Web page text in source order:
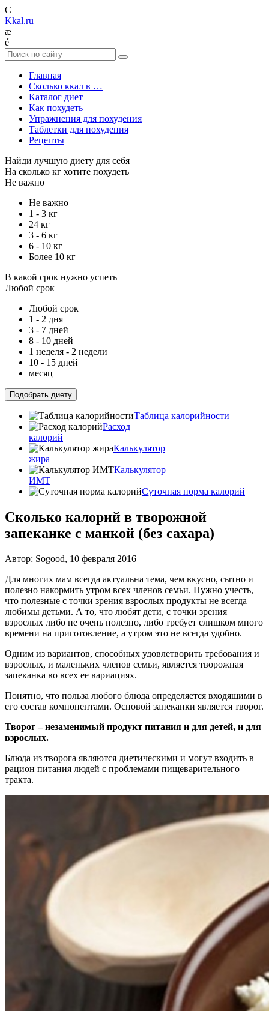
C
Kkal.ru
æ
é
Главная
Сколько ккал в …
Каталог диет
Как похудеть
Упражнения для похудения
Таблетки для похудения
Рецепты
Найди лучшую диету для себя
На сколько кг хотите похудеть
Не важно
Не важно
1 - 3 кг
24 кг
3 - 6 кг
6 - 10 кг
Более 10 кг
В какой срок нужно успеть
Любой срок
Любой срок
1 - 2 дня
3 - 7 дней
8 - 10 дней
1 неделя - 2 недели
10 - 15 дней
месяц
Подобрать диету
Таблица калорийности
Расход
калорий
Калькулятор
жира
Калькулятор
ИМТ
Суточная норма калорий
Сколько калорий в творожной
запеканке с манкой (без сахара)
Автор: Sogood, 10 февраля 2016
Для многих мам всегда актуальна тема, чем вкусно, сытно и
полезно накормить утром всех членов семьи. Нужно учесть,
что полезные с точки зрения взрослых продукты не всегда
любимы детьми. А то, что любят дети, с точки зрения
взрослых либо не очень полезно, либо требует слишком много
времени на приготовление, а утром это не всегда удобно.
Одним из вариантов, способных удовлетворить требования и
взрослых, и маленьких членов семьи, является творожная
запеканка во всех ее вариациях.
Понятно, что польза любого блюда определяется входящими в
его состав компонентами. Основой запеканки является творог.
Творог – незаменимый продукт питания и для детей, и для
взрослых.
Блюда из творога являются диетическими и могут входить в
рацион питания людей с проблемами пищеварительного
тракта.